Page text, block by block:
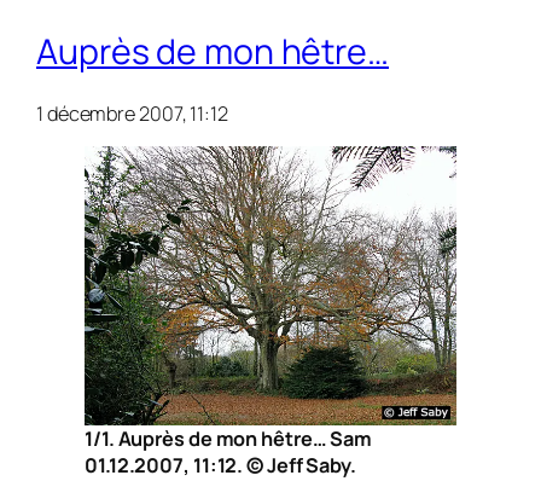
Auprès de mon hêtre…
1 décembre 2007, 11:12
1/1. Auprès de mon hêtre… Sam
01.12.2007, 11:12. © Jeff Saby.